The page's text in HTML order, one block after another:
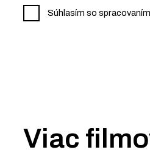
Súhlasím so
Viac